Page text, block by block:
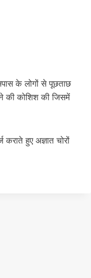
के लोगों से पूछताछ
की कोशिश की जिसमें
कराते हुए अज्ञात चोरों